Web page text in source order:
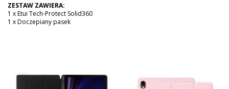
ZESTAW ZAWIERA:
1 x Etui Tech-Protect Solid360
1 x Doczepiany pasek